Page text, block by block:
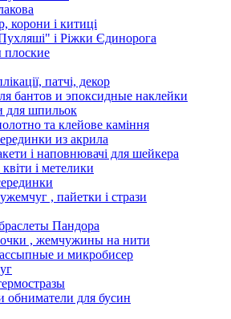
корони і китиці
і Ріжки Єдинорога
патчі, декор
бантов и эпоксидные наклейки
для шпильок
та клейове каміння
из акрила
і наповнювачі для шейкера
і метелики
, пайетки і стрази
Пандора
, жемчужины на нити
и микробисер
для бусин